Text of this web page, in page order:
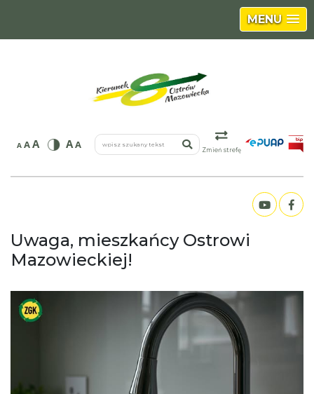
MENU
A AA AA wpisz szukany tekst
Zmień strefę
Uwaga, mieszkańcy Ostrowi
Mazowieckiej!